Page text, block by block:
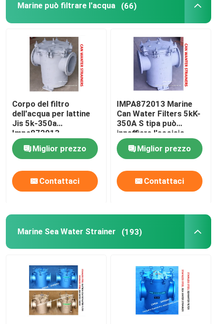
Filtro di olio duplex
Elementi marini
Griglia di aspirazione per porta marina
Collegamento alla terraferma internazionale
Pezzo di ricambio marino
Valvola Autochiudente Sondeggiante Autochiudente
Tende solari, tende a rullo a molla, protezione solare
Marine può filtrare l'acqua (66)
Corpo del filtro
dell'acqua per lattine
Jis 5k-350a
Impa872013 -
Cartuccia filtrante in
ghisa - Acciaio
inossidabile
Miglior prezzo
Contattaci
IMPA872013 Marine
Can Water Filters 5kK-
350A S tipa può
innaffiare l'acciaio
inossidabile della
cartuccia di filtro dal
ghisa del corpo di
Strainres
Miglior prezzo
Contattaci
Marine Sea Water Strainer (193)